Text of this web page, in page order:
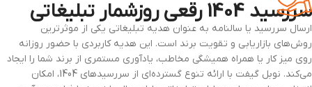
سررسید 1404 رقعی روزشمار تبلیغاتی
ارسال سررسید یا سالنامه به عنوان هدیه تبلیغاتی یکی از موثرترین
روش‌های بازاریابی و تقویت برند است. این هدیه کاربردی با حضور روزانه
روی میز کار یا همراه همیشگی مخاطب، یادآوری مستمری از برند شما را ایجاد
می‌کند. نوبل گیفت با ارائه تنوع گسترده‌ای از سررسیدهای 1404، امکان